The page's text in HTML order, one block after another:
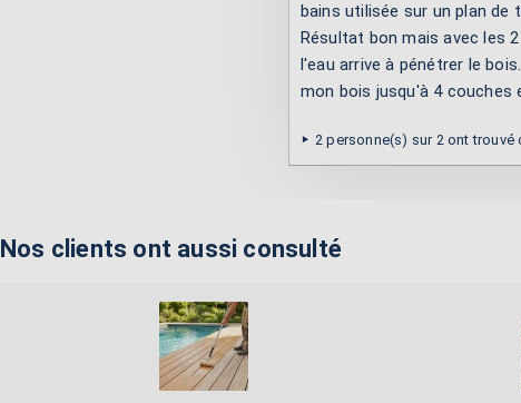
bains utilisée sur un plan de
Résultat bon mais avec les
l'eau arrive à pénétrer le
mon bois jusqu'à 4 couches
2 personne(s) sur 2 ont trouvé
Nos clients ont aussi consulté